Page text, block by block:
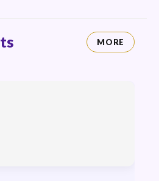
MORE